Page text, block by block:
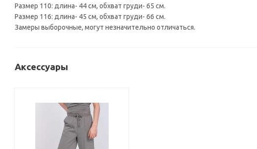
Размер 110: длина- 44 см, обхват груди- 65 см.
Размер 116: длина- 45 см, обхват груди- 66 см.
Замеры выборочные, могут незначительно отличаться.
Аксессуары